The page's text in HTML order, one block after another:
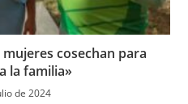
cosechan para
la familia»
de 2024